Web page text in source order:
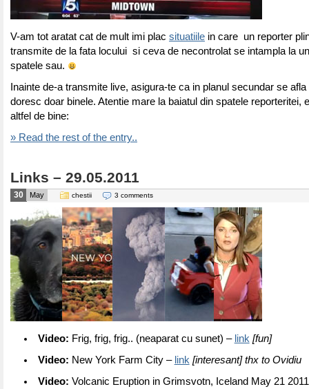
V-am tot aratat cat de mult imi plac situatiile in care un reporter
transmite de la fata locului si ceva de necontrolat se intampla la
spatele sau.
Inainte de-a transmite live, asigura-te ca in planul secundar se
doresc doar binele. Atentie mare la baiatul din spatele reporteritei,
altfel de bine:
» Read the rest of the entry..
Links – 29.05.2011
30 May chestii 3 comments
Video: Frig, frig, frig.. (neaparat cu sunet) – link [fun]
Video: New York Farm City – link [interesant] thx to Ovidiu
Video: Volcanic Eruption in Grimsvotn, Iceland May 21